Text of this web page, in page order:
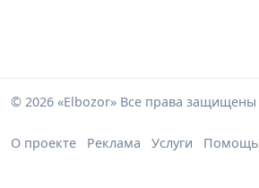
© 2026 «Elbozor» Все права защищены
О проекте Реклама Услуги Помощь